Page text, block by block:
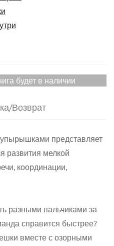
будет в наличии
Возврат
представляет
развития мелкой
координации,
разными пальчиками за
справится быстрее?
вместе с озорными